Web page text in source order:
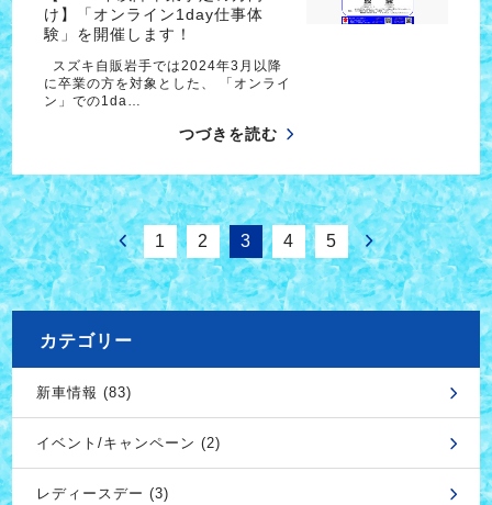
け】「オンライン1day仕事体
験」を開催します！
スズキ自販岩手では2024年3月以降
に卒業の方を対象とした、 「オンライ
ン」での1da…
つづきを読む
1 2 3 4 5
カテゴリー
新車情報 (83)
イベント/キャンペーン (2)
レディースデー (3)